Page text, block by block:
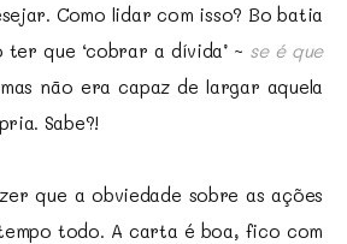
Como lidar com isso? Bo batia
que ‘cobrar a dívida’ ~ se é que
não era capaz de largar aquela
Sabe?!
que a obviedade sobre as ações
todo. A carta é boa, fico com